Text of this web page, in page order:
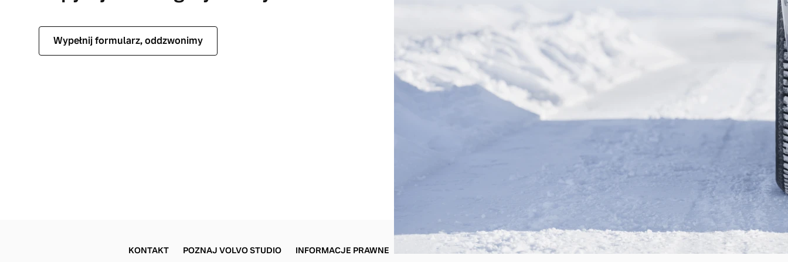
Wypełnij formularz, oddzwonimy
KONTAKT POZNAJ VOLVO STUDIO INFORMACJE PRAWNE POLITYKA PRYWATNOŚCI COOKIES STACJE DEMONTAŻU